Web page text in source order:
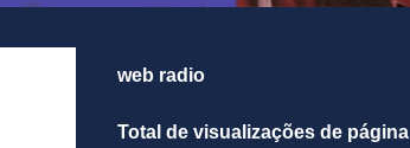
web radio
Total de visualizações de página